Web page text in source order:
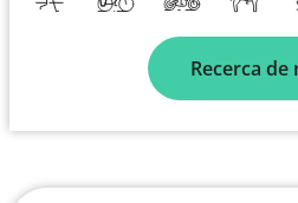
Recerca de